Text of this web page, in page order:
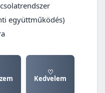
együttműködés)
♡
Kedvelem